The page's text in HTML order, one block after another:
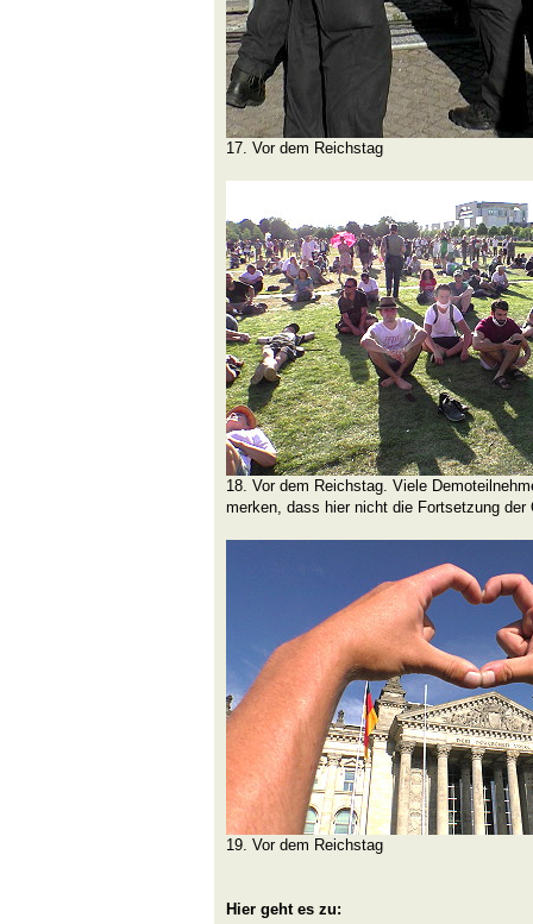
17. Vor dem Reichstag
18. Vor dem Reichstag. Viele
merken, dass hier nicht die Fortsetzung der
19. Vor dem Reichstag
Hier geht es zu: